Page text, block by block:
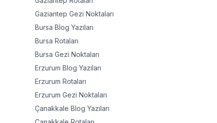
Gaziantep Gezi Noktaları
Bursa Blog Yazıları
Bursa Rotaları
Bursa Gezi Noktaları
Erzurum Blog Yazıları
Erzurum Rotaları
Erzurum Gezi Noktaları
Çanakkale Blog Yazıları